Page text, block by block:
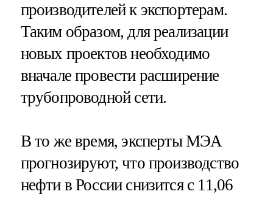
производителей к экспортерам.
Таким образом, для реализации
новых проектов необходимо
вначале провести расширение
трубопроводной сети.
В то же время, эксперты МЭА
прогнозируют, что производство
нефти в России снизится с 11,06